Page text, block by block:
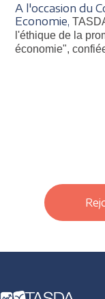
A l'occasion du
Economie,
l'éthique de la
économie",